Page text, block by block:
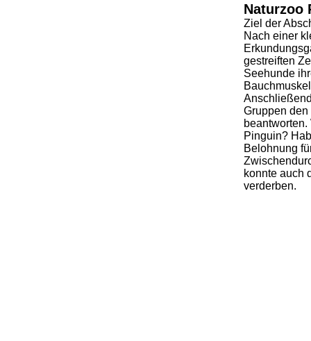
Naturzoo
Ziel der
Nach einer
gestreiften
Seehunde
Gruppen
Pinguin?
Belohnung
konnte auch
verderben.